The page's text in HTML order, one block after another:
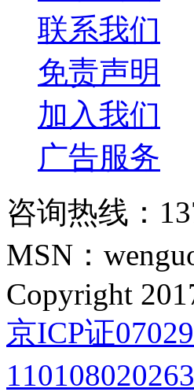
联系我们
免责声明
加入我们
广告服务
咨询热线：
MSN：
Copyright
京ICP证